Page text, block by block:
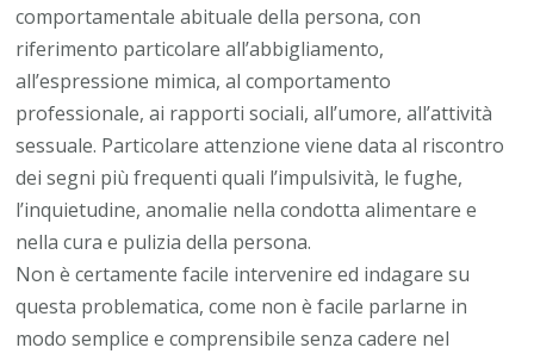
comportamentale abituale della persona, con
riferimento particolare all’abbigliamento,
all’espressione mimica, al comportamento
professionale, ai rapporti sociali, all’umore, all’attività
sessuale. Particolare attenzione viene data al riscontro
dei segni più frequenti quali l’impulsività, le fughe,
l’inquietudine, anomalie nella condotta alimentare e
nella cura e pulizia della persona.
Non è certamente facile intervenire ed indagare su
questa problematica, come non è facile parlarne in
modo semplice e comprensibile senza cadere nel